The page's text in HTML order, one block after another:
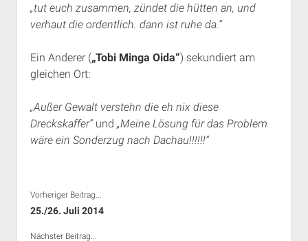
„tut euch zusammen, zündet die hütten an, und
verhaut die ordentlich. dann ist ruhe da.“
Ein Anderer („Tobi Minga Oida“) sekundiert am
gleichen Ort:
„Außer Gewalt verstehn die eh nix diese
Dreckskaffer“und „Meine Lösung für das Problem
wäre ein Sonderzug nach Dachau!!!!!!“
Vorheriger Beitrag...
25./26. Juli 2014
Nächster Beitrag...